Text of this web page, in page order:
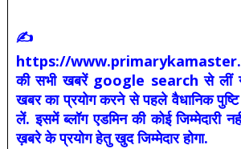
✍
https://
की सभी खबरें google search से लीं
खबर का प्रयोग करने से पहले वैधानिक
लें. इसमें ब्लॉग एडमिन की कोई जिम्मेदारी
ख़बरे के प्रयोग हेतु खुद जिम्मेदार होगा.